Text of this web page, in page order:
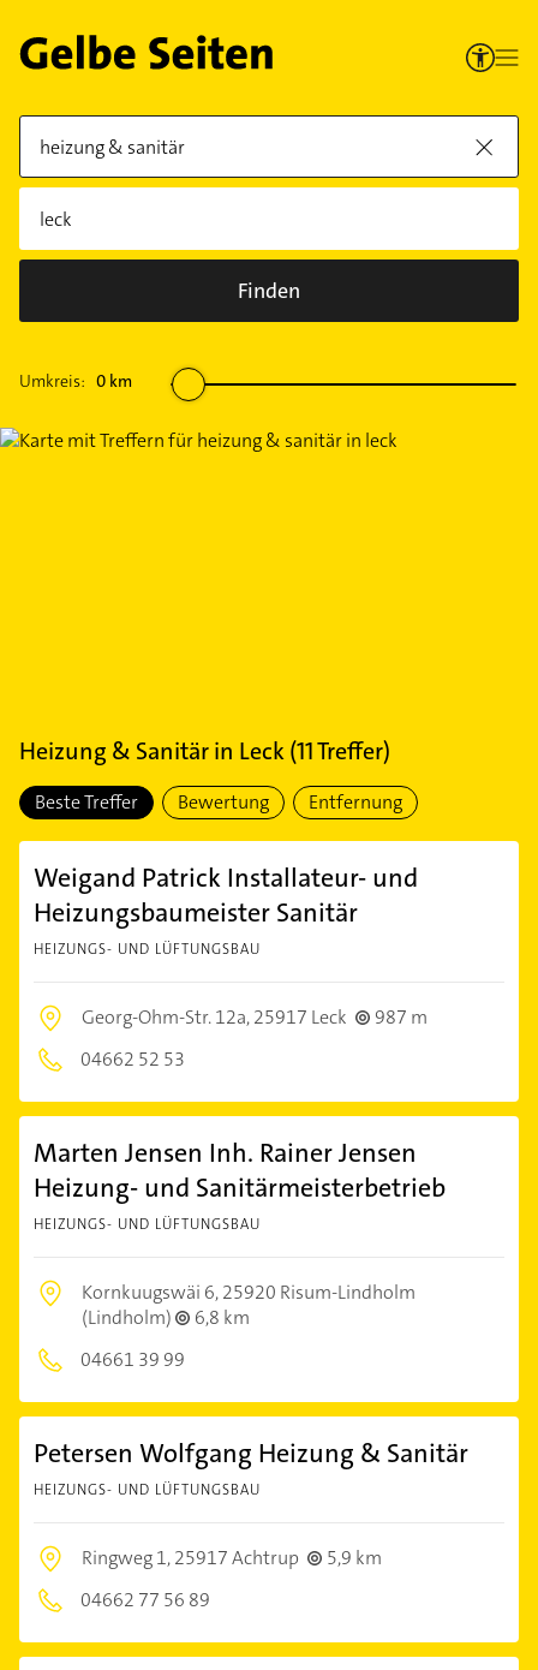
Finden
Umkreis: 0 km
Heizung & Sanitärin Leck(11Treffer)
Beste Treffer Bewertung Entfernung
Weigand Patrick Installateur- und
Heizungsbaumeister Sanitär
HEIZUNGS- UND LÜFTUNGSBAU
Georg-Ohm-Str. 12a,25917 Leck
987 m
04662 52 53
Marten Jensen Inh. Rainer Jensen
Heizung- und Sanitärmeisterbetrieb
HEIZUNGS- UND LÜFTUNGSBAU
Kornkuugswäi 6,25920 Risum-Lindholm
(Lindholm)
6,8 km
04661 39 99
Petersen Wolfgang Heizung & Sanitär
HEIZUNGS- UND LÜFTUNGSBAU
Ringweg 1,25917 Achtrup
5,9 km
04662 77 56 89